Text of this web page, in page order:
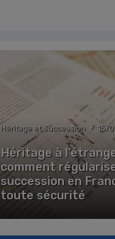
Héritage et Succession • 15/
Héritage à
comment
succession en
toute sécurité